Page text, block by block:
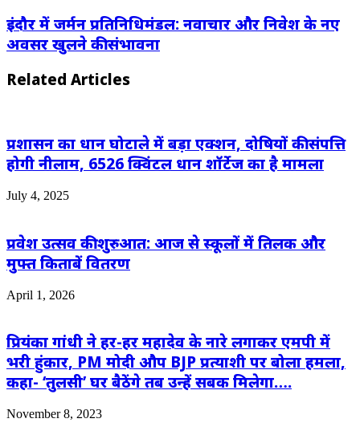
इंदौर में जर्मन प्रतिनिधिमंडल: नवाचार और निवेश के नए
अवसर खुलने की संभावना
Related Articles
प्रशासन का धान घोटाले में बड़ा एक्शन, दोषियों की संपत्ति
होगी नीलाम, 6526 क्विंटल धान शॉर्टेज का है मामला
July 4, 2025
प्रवेश उत्सव की शुरुआत: आज से स्कूलों में तिलक और
मुफ्त किताबें वितरण
April 1, 2026
प्रियंका गांधी ने हर-हर महादेव के नारे लगाकर एमपी में
भरी हुंकार, PM मोदी औप BJP प्रत्याशी पर बोला हमला,
कहा- ‘तुलसी’ घर बैठेंगे तब उन्हें सबक मिलेगा….
November 8, 2023